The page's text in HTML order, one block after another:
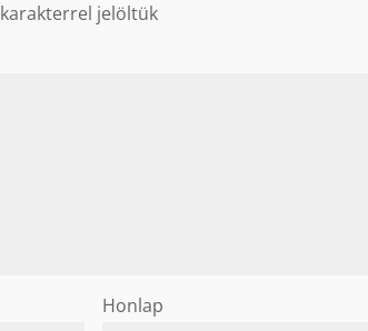
karakterrel jelöltük
Honlap